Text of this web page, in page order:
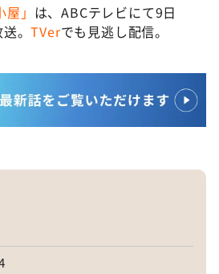
」 は、ABCテレビにて9日
送。TVerでも見逃し配信。